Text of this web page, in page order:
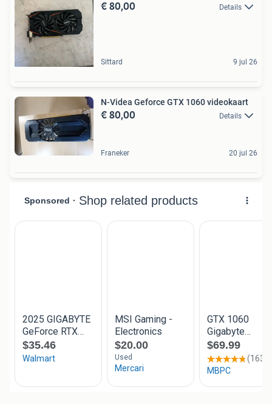
€ 80,00 Details
Sittard 9 jul 26
N-Videa Geforce GTX 1060 videokaart
€ 80,00 Details
Franeker 20 jul 26